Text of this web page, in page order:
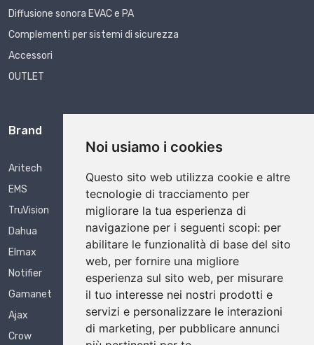
Noi usiamo i cookies
Questo sito web utilizza cookie e altre
tecnologie di tracciamento per
migliorare la tua esperienza di
navigazione per i seguenti scopi: per
abilitare le funzionalità di base del sito
web, per fornire una migliore
esperienza sul sito web, per misurare
il tuo interesse nei nostri prodotti e
servizi e personalizzare le interazioni
di marketing, per pubblicare annunci
Diffusione sonora EVAC e PA
Complementi per sistemi di sicurezza
Accessori
OUTLET
Brand
Aritech
EMS
TruVision
Dahua
Elmax
Notifier
Gamanet
Ajax
Crow